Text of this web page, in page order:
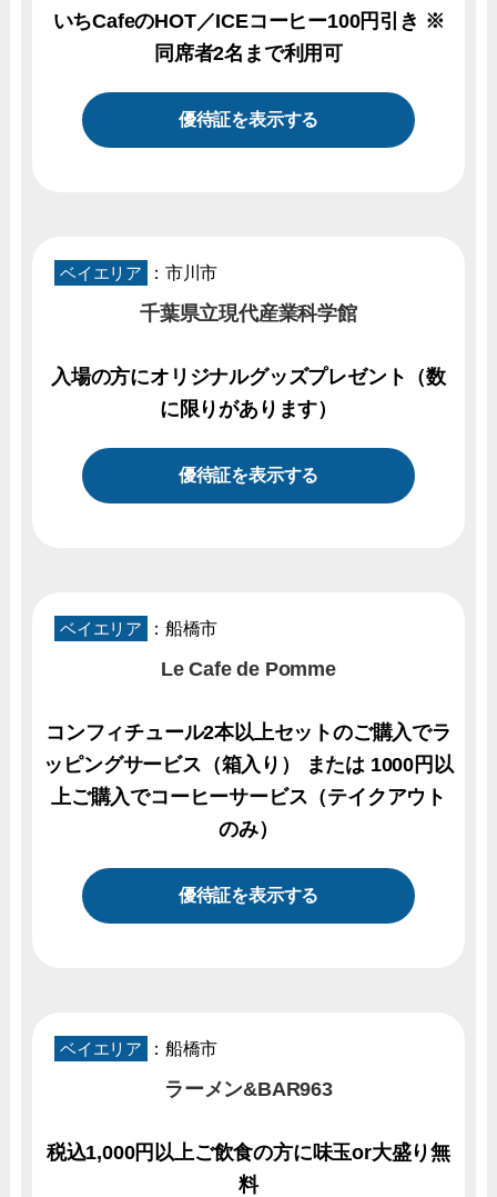
いちCafeのHOT／ICEコーヒー100円引き ※
同席者2名まで利用可
優待証を表示する
ベイエリア ：市川市
千葉県立現代産業科学館
入場の方にオリジナルグッズプレゼント（数
に限りがあります）
優待証を表示する
ベイエリア ：船橋市
Le Cafe de Pomme
コンフィチュール2本以上セットのご購入でラ
ッピングサービス（箱入り） または 1000円以
上ご購入でコーヒーサービス（テイクアウト
のみ）
優待証を表示する
ベイエリア ：船橋市
ラーメン&BAR963
税込1,000円以上ご飲食の方に味玉or大盛り無
料